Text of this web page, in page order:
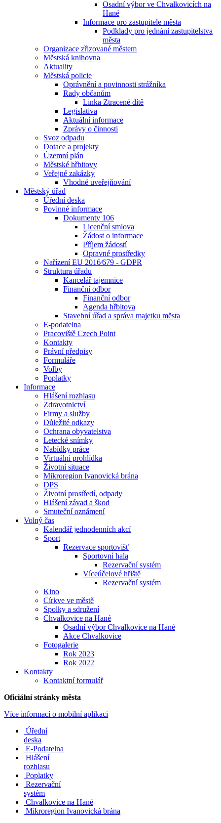
Osadní výbor ve Chvalkovicích na
Hané
Informace pro zastupitele města
Podklady pro jednání zastupitelstva
města
Organizace zřizované městem
Městská knihovna
Aktuality
Městská policie
Oprávnění a povinnosti strážníka
Rady občanům
Linka Ztracené dítě
Legislativa
Aktuální informace
Zprávy o činnosti
Svoz odpadu
Dotace a projekty
Územní plán
Městské hřbitovy
Veřejné zakázky
Vhodné uveřejňování
Městský úřad
Úřední deska
Povinné informace
Dokumenty 106
Licenční smlova
Žádost o informace
Příjem žádostí
Opravné prostředky
Nařízení EU 2016⁄679 - GDPR
Struktura úřadu
Kancelář tajemnice
Finanční odbor
Finanční odbor
Agenda hřbitova
Stavební úřad a správa majetku města
E-podatelna
Pracoviště Czech Point
Kontakty
Právní předpisy
Formuláře
Volby
Poplatky
Informace
Hlášení rozhlasu
Zdravotnictví
Firmy a služby
Důležité odkazy
Ochrana obyvatelstva
Letecké snímky
Nabídky práce
Virtuální prohlídka
Životní situace
Mikroregion Ivanovická brána
DPS
Životní prostředí, odpady
Hlášení závad a škod
Smuteční oznámení
Volný čas
Kalendář jednodenních akcí
Sport
Rezervace sportovišť
Sportovní hala
Rezervační systém
Víceúčelové hřiště
Rezervační systém
Kino
Církve ve městě
Spolky a sdružení
Chvalkovice na Hané
Osadní výbor Chvalkovice na Hané
Akce Chvalkovice
Fotogalerie
Rok 2023
Rok 2022
Kontakty
Kontaktní formulář
Oficiální stránky města
Více informací o mobilní aplikaci
Úřední
deska
E-Podatelna
Hlášení
rozhlasu
Poplatky
Rezervační
systém
Chvalkovice na Hané
Mikroregion Ivanovická brána